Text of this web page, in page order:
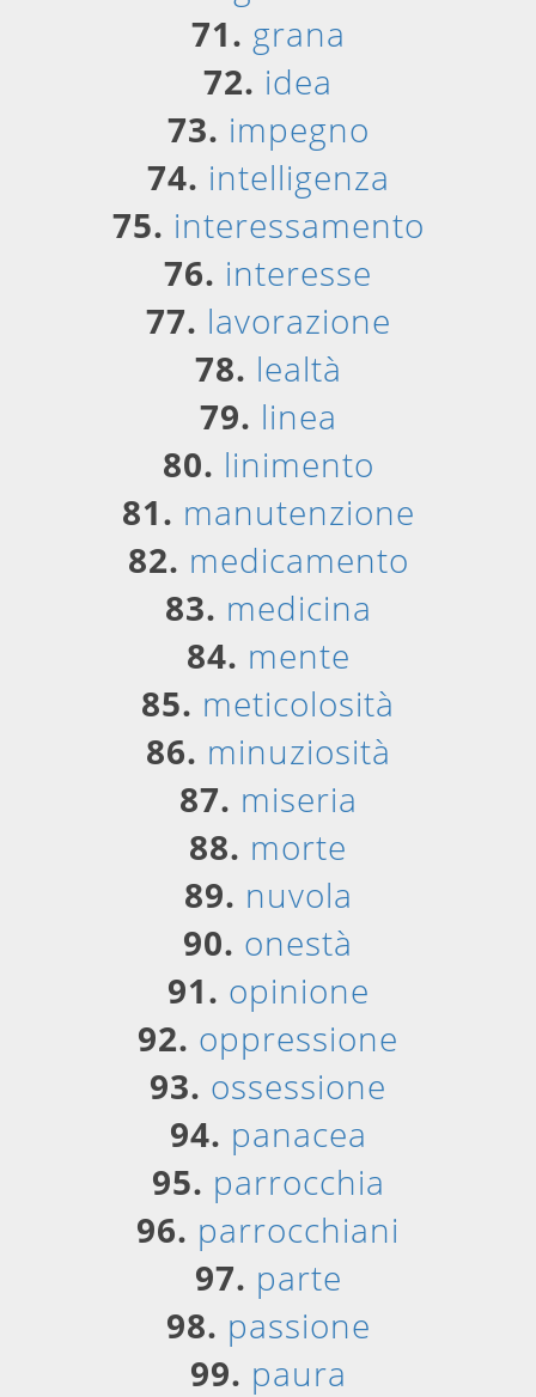
71. grana
72. idea
73. impegno
74. intelligenza
75. interessamento
76. interesse
77. lavorazione
78. lealtà
79. linea
80. linimento
81. manutenzione
82. medicamento
83. medicina
84. mente
85. meticolosità
86. minuziosità
87. miseria
88. morte
89. nuvola
90. onestà
91. opinione
92. oppressione
93. ossessione
94. panacea
95. parrocchia
96. parrocchiani
97. parte
98. passione
99. paura